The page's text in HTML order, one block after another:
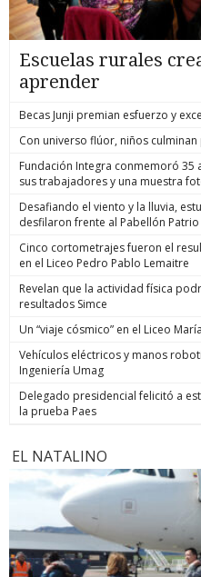
Escuelas rurales
aprender
Becas Junji premian esfuerzo y
Con universo flúor, niños
Fundación Integra conmemoró
sus trabajadores y una muestra
Desafiando el viento y la lluvia,
desfilaron frente al Pabellón Patrio
Cinco cortometrajes fueron el
en el Liceo Pedro Pablo Lemaitre
Revelan que la actividad física
resultados Simce
Un “viaje cósmico” en el Liceo
Vehículos eléctricos y manos
Ingeniería Umag
Delegado presidencial felicitó a
la prueba Paes
EL NATALINO